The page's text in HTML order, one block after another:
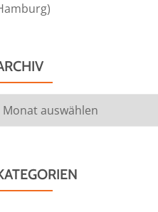
Archiv